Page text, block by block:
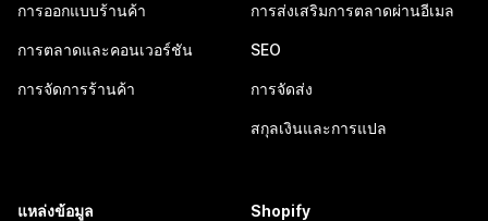
การออกแบบร้านค้า
การตลาดและคอนเวอร์ชัน
การจัดการร้านค้า
การส่งเสริมการตลาดผ่านอีเมล
SEO
การจัดส่ง
สกุลเงินและการแปล
แหล่งข้อมูล Shopify